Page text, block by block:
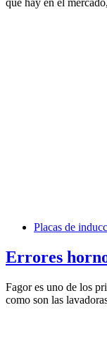
que hay en el
Placas de
Errores
Fagor es uno de los
como son las